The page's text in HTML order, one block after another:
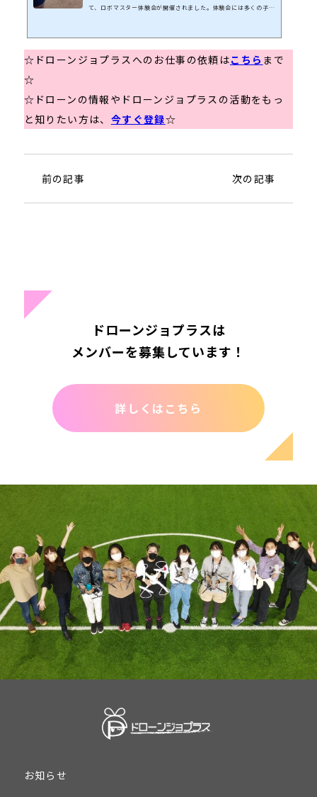
て、ロボマスター体験会が開催されました。体験会には多くの子供
況のうちに終わりました。このイベントには、ドローンジョプラス
のメンバーである「さりーさん」がサポートスタッフとして参加し
☆ドローンジョプラスへのお仕事の依頼はこちら まで
☆
☆ドローンの情報やドローンジョプラスの活動をもっ
と知りたい方は、 今すぐ登録☆
前の記事 次の記事
ドローンジョプラスは
メンバーを募集しています！
詳しくはこちら
お知らせ